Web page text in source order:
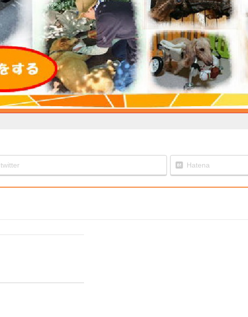
twitter Hatena